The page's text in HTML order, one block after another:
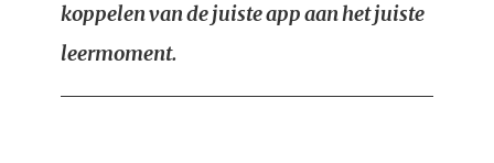
koppelen van de juiste app aan het juiste
leermoment.